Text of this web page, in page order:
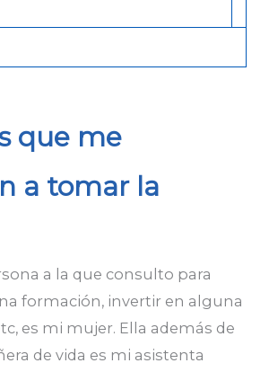
que me
a tomar la
a la que consulto para
formación, invertir en alguna
es mi mujer. Ella además de
de vida es mi asistenta